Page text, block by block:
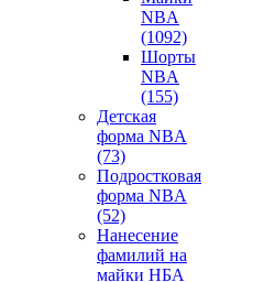
NBA
(1092)
Шорты
NBA
(155)
Детская
форма NBA
(73)
Подростковая
форма NBA
(52)
Нанесение
фамилий на
майки НБА